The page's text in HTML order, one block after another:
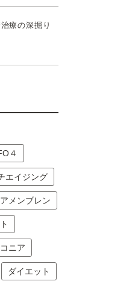
療の深掘り
４
エイジング
メンブレン
ニア
ダイエット